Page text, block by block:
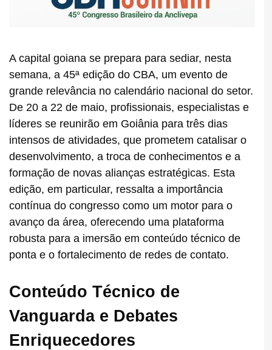
A capital goiana se prepara para sediar, nesta
semana, a 45ª edição do CBA, um evento de
grande relevância no calendário nacional do setor.
De 20 a 22 de maio, profissionais, especialistas e
líderes se reunirão em Goiânia para três dias
intensos de atividades, que prometem catalisar o
desenvolvimento, a troca de conhecimentos e a
formação de novas alianças estratégicas. Esta
edição, em particular, ressalta a importância
contínua do congresso como um motor para o
avanço da área, oferecendo uma plataforma
robusta para a imersão em conteúdo técnico de
ponta e o fortalecimento de redes de contato.
Conteúdo Técnico de
Vanguarda e Debates
Enriquecedores